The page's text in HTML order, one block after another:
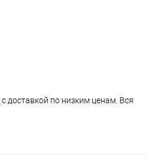
с доставкой по низким ценам. Вся